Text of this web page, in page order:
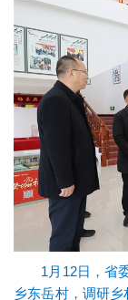
1月12日，省
乡东岳村，调研